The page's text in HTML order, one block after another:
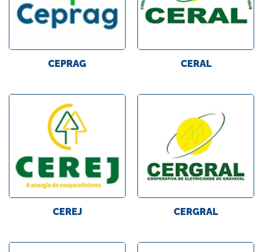
CEPRAG CERAL
CEREJ CERGRAL